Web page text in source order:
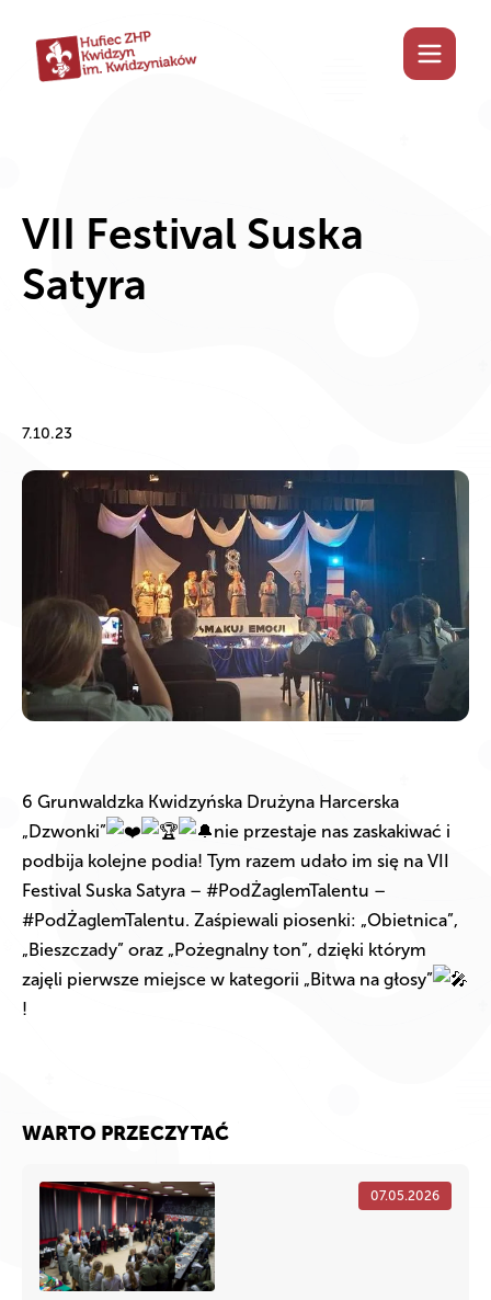
VII Festival Suska
Satyra
7.10.23
6 Grunwaldzka Kwidzyńska Drużyna Harcerska
„Dzwonki”
nie przestaje nas zaskakiwać i
podbija kolejne podia! Tym razem udało im się na VII
Festival Suska Satyra – #PodŻaglemTalentu –
#PodŻaglemTalentu. Zaśpiewali piosenki: „Obietnica”,
„Bieszczady” oraz „Pożegnalny ton”, dzięki którym
zajęli pierwsze miejsce w kategorii „Bitwa na głosy”
!
WARTO PRZECZYTAĆ
07.05.2026